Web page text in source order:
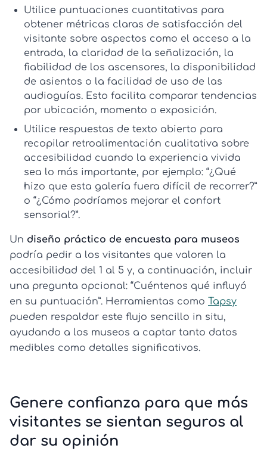
Utilice puntuaciones cuantitativas para
obtener métricas claras de satisfacción del
visitante sobre aspectos como el acceso a la
entrada, la claridad de la señalización, la
fiabilidad de los ascensores, la disponibilidad
de asientos o la facilidad de uso de las
audioguías. Esto facilita comparar tendencias
por ubicación, momento o exposición.
Utilice respuestas de texto abierto para
recopilar retroalimentación cualitativa sobre
accesibilidad cuando la experiencia vivida
sea lo más importante, por ejemplo: “¿Qué
hizo que esta galería fuera difícil de recorrer?”
o “¿Cómo podríamos mejorar el confort
sensorial?”.
Un diseño práctico de encuesta para museos
podría pedir a los visitantes que valoren la
accesibilidad del 1 al 5 y, a continuación, incluir
una pregunta opcional: “Cuéntenos qué influyó
en su puntuación”. Herramientas como Tapsy
pueden respaldar este flujo sencillo in situ,
ayudando a los museos a captar tanto datos
medibles como detalles significativos.
Genere confianza para que más
visitantes se sientan seguros al
dar su opinión